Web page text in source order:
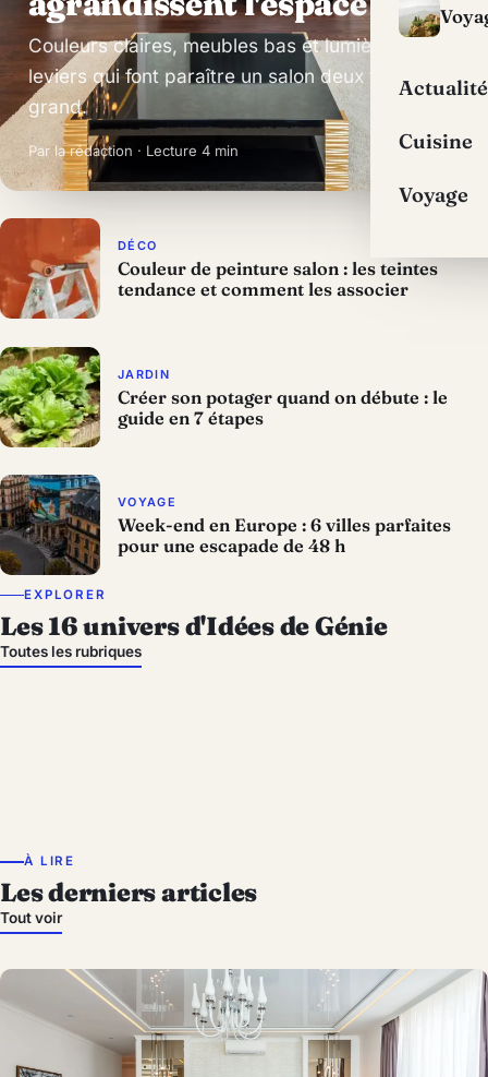
Actualité
Cuisine
Voyage
Couleurs claires, meubles bas et lumière : les
leviers qui font paraître un salon deux fois plus
grand.
Par la rédaction · Lecture 4 min
DÉCO
Couleur de peinture salon : les teintes
tendance et comment les associer
JARDIN
Créer son potager quand on débute : le
guide en 7 étapes
VOYAGE
Week-end en Europe : 6 villes parfaites
pour une escapade de 48 h
EXPLORER
Les 16 univers d'Idées de Génie
Toutes les rubriques
Idées Noël & Nouvel
An
Cinéma
À LIRE
Les derniers articles
Tout voir